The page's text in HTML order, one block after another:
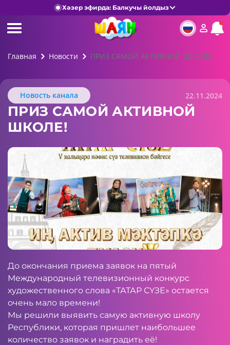
Хәзер эфирда: Балкучы йолдыз
Главная Новости ПРИЗ САМОЙ АКТИВНОЙ ШКОЛЕ!
Новость канала 22.11.2024
ПРИЗ САМОЙ АКТИВНОЙ
ШКОЛЕ!
До окончания приема заявок на пятый
Международный телевизионный конкурс
художественного слова «ТАТАР СҮЗЕ» остается
очень мало времени!
Мы решили выявить самую активную школу
Республики, которая пришлет наибольшее
количество заявок и наградить её!